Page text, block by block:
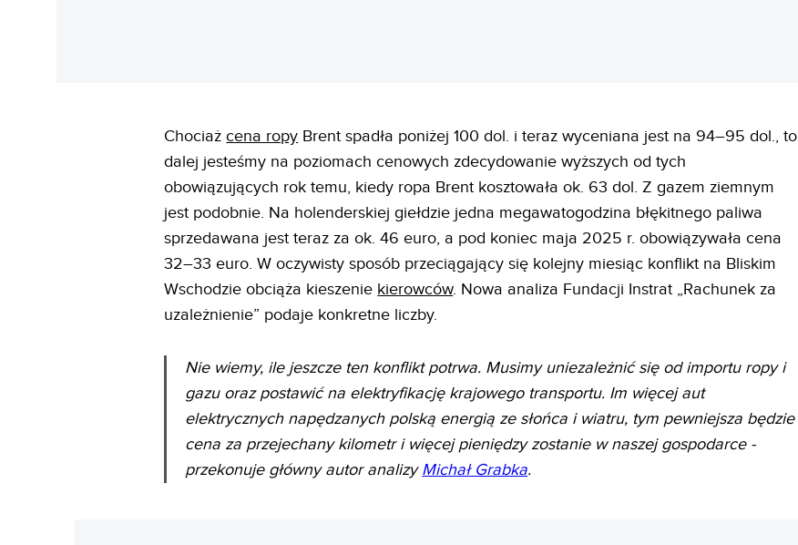
Chociażcena ropy Brent spadła poniżej 100 dol. i teraz wyceniana jest na 94–95 dol., to
dalej jesteśmy na poziomach cenowych zdecydowanie wyższych od tych
obowiązujących rok temu, kiedy ropa Brent kosztowała ok. 63 dol. Z gazem ziemnym
jest podobnie. Na holenderskiej giełdzie jedna megawatogodzina błękitnego paliwa
sprzedawana jest teraz za ok. 46 euro, a pod koniec maja 2025 r. obowiązywała cena
32–33 euro. W oczywisty sposób przeciągający się kolejny miesiąc konflikt na Bliskim
Wschodzie obciąża kieszenie kierowców. Nowa analiza Fundacji Instrat „Rachunek za
uzależnienie” podaje konkretne liczby.
Nie wiemy, ile jeszcze ten konflikt potrwa. Musimy uniezależnić się od importu ropy i
gazu oraz postawić na elektryfikację krajowego transportu. Im więcej aut
elektrycznych napędzanych polską energią ze słońca i wiatru, tym pewniejsza będzie
cena za przejechany kilometr i więcej pieniędzy zostanie w naszej gospodarce -
przekonuje główny autor analizyMichał Grabka.